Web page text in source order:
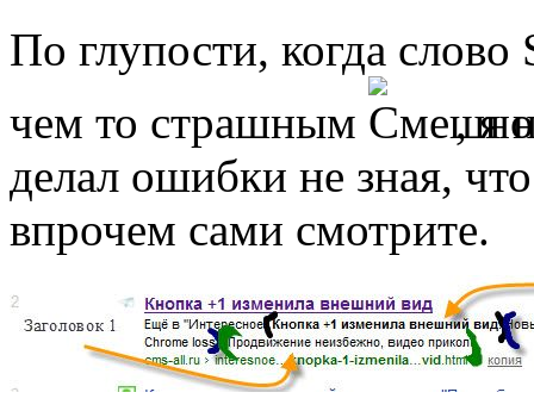
По глупости, когда
чем то страшным
, я
делал ошибки не зная,
впрочем сами смотрите.